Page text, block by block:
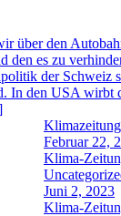
über den
den es zu
der Schweiz
In den USA wirbt
Klimazeitung
Februar 22,
Klima-
Juni 2, 2023
Klima-